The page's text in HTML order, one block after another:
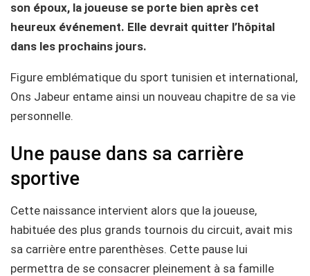
son époux, la joueuse se porte bien après cet
heureux événement. Elle devrait quitter l’hôpital
dans les prochains jours.
Figure emblématique du sport tunisien et international,
Ons Jabeur entame ainsi un nouveau chapitre de sa vie
personnelle.
Une pause dans sa carrière
sportive
Cette naissance intervient alors que la joueuse,
habituée des plus grands tournois du circuit, avait mis
sa carrière entre parenthèses. Cette pause lui
permettra de se consacrer pleinement à sa famille